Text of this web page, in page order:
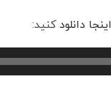
اینجا دانلودکنید: